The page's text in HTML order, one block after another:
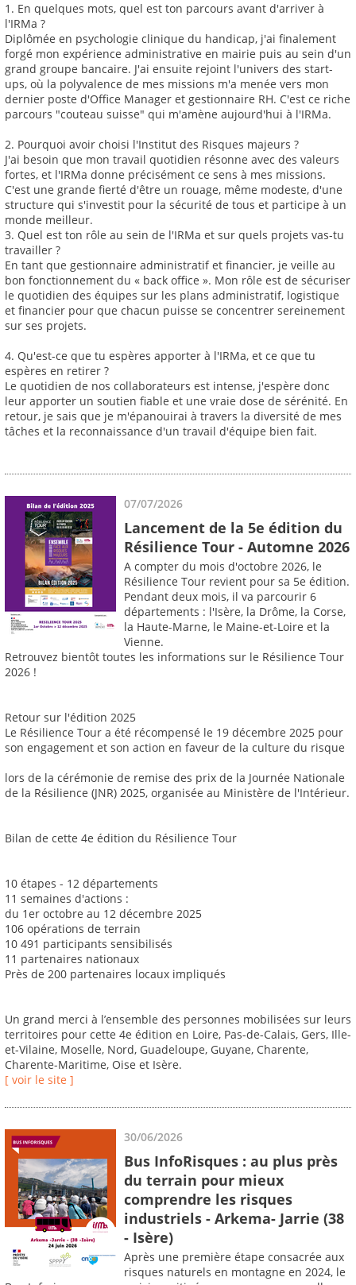
1. En quelques mots, quel est ton parcours avant d'arriver à
l'IRMa ?
Diplômée en psychologie clinique du handicap, j'ai finalement
forgé mon expérience administrative en mairie puis au sein d'un
grand groupe bancaire. J'ai ensuite rejoint l'univers des start-
ups, où la polyvalence de mes missions m'a menée vers mon
dernier poste d'Office Manager et gestionnaire RH. C'est ce riche
parcours "couteau suisse" qui m'amène aujourd'hui à l'IRMa.
2. Pourquoi avoir choisi l'Institut des Risques majeurs ?
J'ai besoin que mon travail quotidien résonne avec des valeurs
fortes, et l'IRMa donne précisément ce sens à mes missions.
C'est une grande fierté d'être un rouage, même modeste, d'une
structure qui s'investit pour la sécurité de tous et participe à un
monde meilleur.
3. Quel est ton rôle au sein de l'IRMa et sur quels projets vas-tu
travailler ?
En tant que gestionnaire administratif et financier, je veille au
bon fonctionnement du « back office ». Mon rôle est de sécuriser
le quotidien des équipes sur les plans administratif, logistique
et financier pour que chacun puisse se concentrer sereinement
sur ses projets.
4. Qu'est-ce que tu espères apporter à l'IRMa, et ce que tu
espères en retirer ?
Le quotidien de nos collaborateurs est intense, j'espère donc
leur apporter un soutien fiable et une vraie dose de sérénité. En
retour, je sais que je m'épanouirai à travers la diversité de mes
tâches et la reconnaissance d'un travail d'équipe bien fait.
07/07/2026
Lancement de la 5e édition du
Résilience Tour - Automne 2026
A compter du mois d'octobre 2026, le
Résilience Tour revient pour sa 5e édition.
Pendant deux mois, il va parcourir 6
départements : l'Isère, la Drôme, la Corse,
la Haute-Marne, le Maine-et-Loire et la
Vienne.
Retrouvez bientôt toutes les informations sur le Résilience Tour
2026 !
Retour sur l'édition 2025
Le Résilience Tour a été récompensé le 19 décembre 2025 pour
son engagement et son action en faveur de la culture du risque
lors de la cérémonie de remise des prix de la Journée Nationale
de la Résilience (JNR) 2025, organisée au Ministère de l'Intérieur.
Bilan de cette 4e édition du Résilience Tour
10 étapes - 12 départements
11 semaines d'actions :
du 1er octobre au 12 décembre 2025
106 opérations de terrain
10 491 participants sensibilisés
11 partenaires nationaux
Près de 200 partenaires locaux impliqués
Un grand merci à l’ensemble des personnes mobilisées sur leurs
territoires pour cette 4e édition en Loire, Pas-de-Calais, Gers, Ille-
et-Vilaine, Moselle, Nord, Guadeloupe, Guyane, Charente,
Charente-Maritime, Oise et Isère.
[ voir le site ]
30/06/2026
Bus InfoRisques : au plus près
du terrain pour mieux
comprendre les risques
industriels - Arkema- Jarrie (38
- Isère)
Après une première étape consacrée aux
risques naturels en montagne en 2024, le